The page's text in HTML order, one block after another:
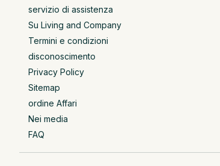
servizio di assistenza
Su Living and Company
Termini e condizioni
disconoscimento
Privacy Policy
Sitemap
ordine Affari
Nei media
FAQ